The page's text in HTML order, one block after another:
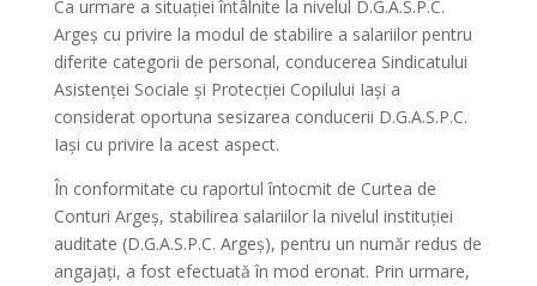
Ca urmare a situației întâlnite la nivelul D.G.A.S.P.C.
Argeș cu privire la modul de stabilire a salariilor pentru
diferite categorii de personal, conducerea Sindicatului
Asistenței Sociale și Protecției Copilului Iași a
considerat oportuna sesizarea conducerii D.G.A.S.P.C.
Iași cu privire la acest aspect.
În conformitate cu raportul întocmit de Curtea de
Conturi Argeș, stabilirea salariilor la nivelul instituției
auditate (D.G.A.S.P.C. Argeș), pentru un număr redus de
angajați, a fost efectuată în mod eronat. Prin urmare,